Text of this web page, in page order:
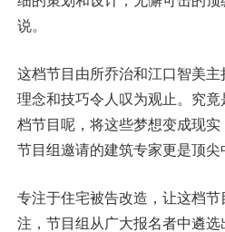
说。
这档节目由所乔治和江口智美
理念和技巧令人叹为观止。究
档节目呢，将这些梦想变成现实
节目组邀请的建筑专家更是顶尖
专注于住宅被告改造，让这档
注，节目组从广大报名者中遴